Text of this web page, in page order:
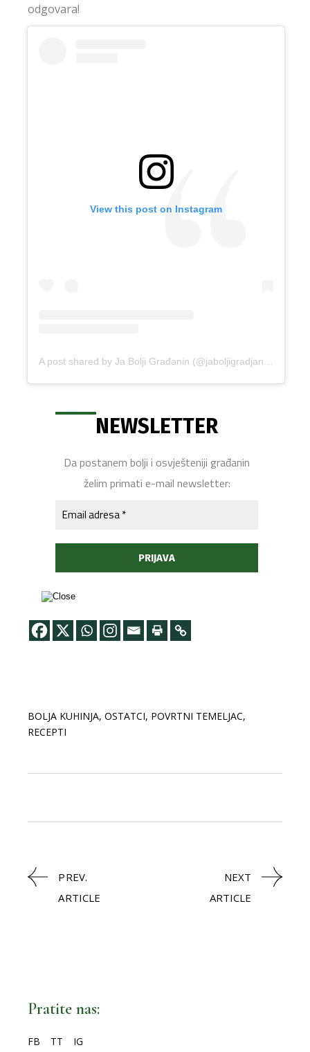
odgovara!
View this post on Instagram
NEWSLETTER
Da postanem bolji i osvješteniji građanin
želim primati e-mail newsletter:
Pratite nas:
FB TT IG
BOLJA KUHINJA,OSTATCI, POVRTNI TEMELJAC,
RECEPTI
PREV.
ARTICLE
NEXT
ARTICLE